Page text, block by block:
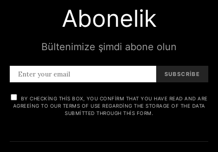
Abonelik
Bültenimize şimdi abone olun
SUBSCRIBE
BY CHECKING THIS BOX, YOU CONFIRM THAT YOU HAVE READ AND ARE
AGREEING TO OUR TERMS OF USE REGARDING THE STORAGE OF THE DATA
SUBMITTED THROUGH THIS FORM.